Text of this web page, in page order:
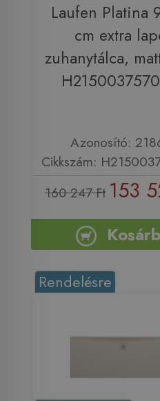
Laufen Platina
cm extra
zuhanytálca,
Azonosító:
Cikkszám:
160 247 Ft 153
Rendelésre